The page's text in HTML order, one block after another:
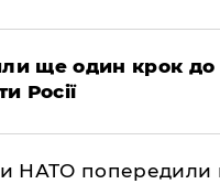
ще один крок до
Росії
НАТО попередили